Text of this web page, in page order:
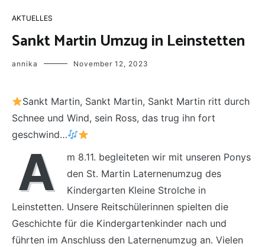
AKTUELLES
Sankt Martin Umzug in Leinstetten
annika November 12, 2023
Sankt Martin, Sankt Martin, Sankt Martin ritt durch
Schnee und Wind, sein Ross, das trug ihn fort
geschwind…
A
m 8.11. begleiteten wir mit unseren Ponys
den St. Martin Laternenumzug des
Kindergarten Kleine Strolche in
Leinstetten. Unsere Reitschülerinnen spielten die
Geschichte für die Kindergartenkinder nach und
führten im Anschluss den Laternenumzug an. Vielen